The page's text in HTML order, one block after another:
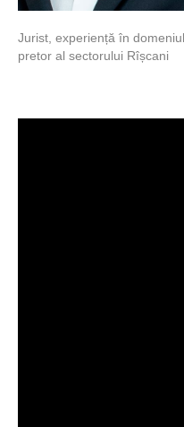
Jurist, experiență în
pretor al sectorului Rîșcani